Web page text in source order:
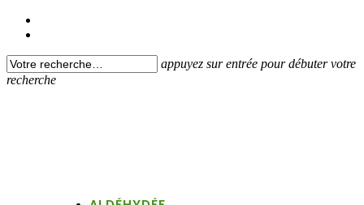
appuyez sur entrée pour débuter votre
recherche